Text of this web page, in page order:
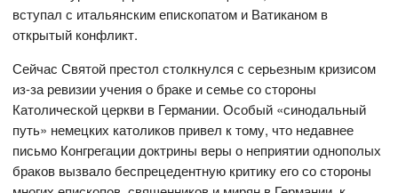
вступал с итальянским епископатом и Ватиканом в
открытый конфликт.
Сейчас Святой престол столкнулся с серьезным кризисом
из-за ревизии учения о браке и семье со стороны
Католической церкви в Германии. Особый «синодальный
путь» немецких католиков привел к тому, что недавнее
письмо Конгрегации доктрины веры о неприятии однополых
браков вызвало беспрецедентную критику его со стороны